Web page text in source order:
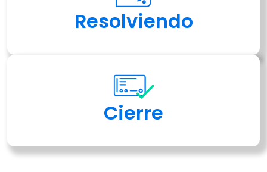
Resolviendo
Cierre